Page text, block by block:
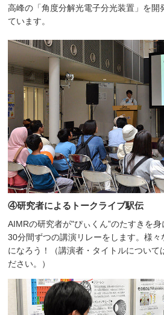
高峰の「角度分解光電子分光装置」を開
ています。
④研究者によるトークライブ駅伝
AIMRの研究者が"ぴぃくん”のたすきを
30分間ずつの講演リレーをします。様
になろう！（講演者・タイトルについて
ださい。）